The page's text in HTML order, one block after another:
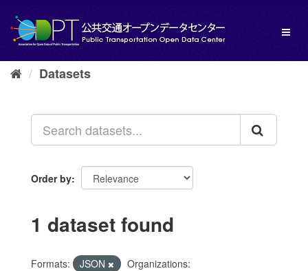
content
Datasets
Order by
1 dataset found
Formats: JSON
Organizations: